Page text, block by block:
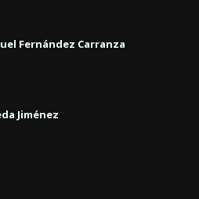
Fernández Carranza
Jiménez